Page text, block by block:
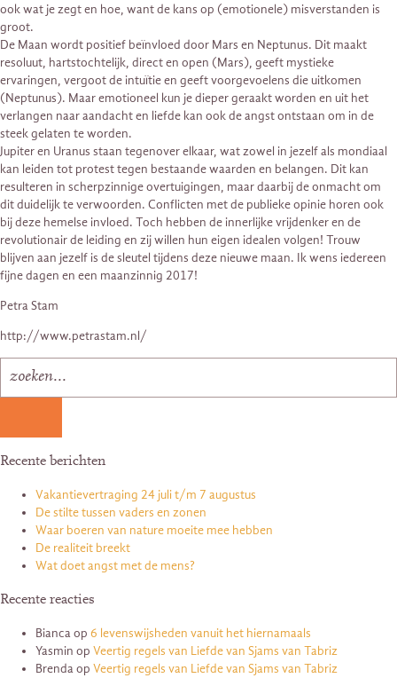
ook wat je zegt en hoe, want de kans op (emotionele) misverstanden is
groot.
De Maan wordt positief beïnvloed door Mars en Neptunus. Dit maakt
resoluut, hartstochtelijk, direct en open (Mars), geeft mystieke
ervaringen, vergoot de intuïtie en geeft voorgevoelens die uitkomen
(Neptunus). Maar emotioneel kun je dieper geraakt worden en uit het
verlangen naar aandacht en liefde kan ook de angst ontstaan om in de
steek gelaten te worden.
Jupiter en Uranus staan tegenover elkaar, wat zowel in jezelf als mondiaal
kan leiden tot protest tegen bestaande waarden en belangen. Dit kan
resulteren in scherpzinnige overtuigingen, maar daarbij de onmacht om
dit duidelijk te verwoorden. Conflicten met de publieke opinie horen ook
bij deze hemelse invloed. Toch hebben de innerlijke vrijdenker en de
revolutionair de leiding en zij willen hun eigen idealen volgen! Trouw
blijven aan jezelf is de sleutel tijdens deze nieuwe maan. Ik wens iedereen
fijne dagen en een maanzinnig 2017!
Petra Stam
http://www.petrastam.nl/
Recente berichten
Vakantievertraging 24 juli t/m 7 augustus
De stilte tussen vaders en zonen
Waar boeren van nature moeite mee hebben
De realiteit breekt
Wat doet angst met de mens?
Recente reacties
Biancaop 6 levenswijsheden vanuit het hiernamaals
Yasmin op Veertig regels van Liefde van Sjams van Tabriz
Brendaop Veertig regels van Liefde van Sjams van Tabriz